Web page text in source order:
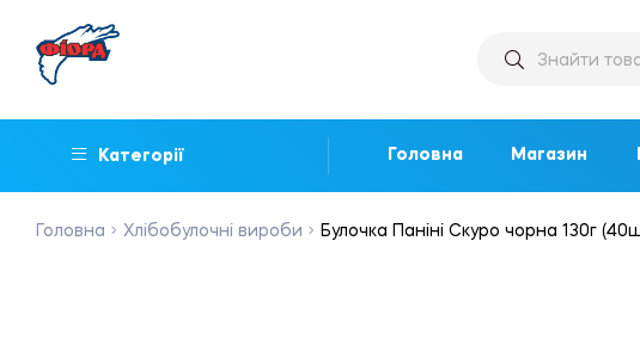
Категорії Головна Магазин
Головна Хлібобулочні вироби Булочка Паніні Скуро чорна 130г